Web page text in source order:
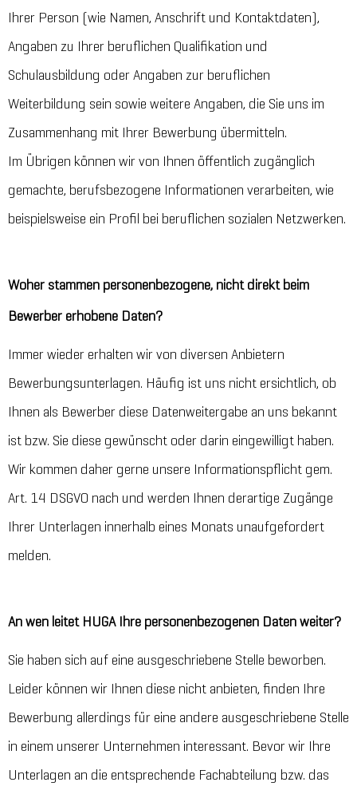
Ihrer Person (wie Namen, Anschrift und Kontaktdaten),
Angaben zu Ihrer beruflichen Qualifikation und
Schulausbildung oder Angaben zur beruflichen
Weiterbildung sein sowie weitere Angaben, die Sie uns im
Zusammenhang mit Ihrer Bewerbung übermitteln.
Im Übrigen können wir von Ihnen öffentlich zugänglich
gemachte, berufsbezogene Informationen verarbeiten, wie
beispielsweise ein Profil bei beruflichen sozialen Netzwerken.
Woher stammen personenbezogene, nicht direkt beim
Bewerber erhobene Daten?
Immer wieder erhalten wir von diversen Anbietern
Bewerbungsunterlagen. Häufig ist uns nicht ersichtlich, ob
Ihnen als Bewerber diese Datenweitergabe an uns bekannt
ist bzw. Sie diese gewünscht oder darin eingewilligt haben.
Wir kommen daher gerne unsere Informationspflicht gem.
Art. 14 DSGVO nach und werden Ihnen derartige Zugänge
Ihrer Unterlagen innerhalb eines Monats unaufgefordert
melden.
An wen leitet HUGA Ihre personenbezogenen Daten weiter?
Sie haben sich auf eine ausgeschriebene Stelle beworben.
Leider können wir Ihnen diese nicht anbieten, finden Ihre
Bewerbung allerdings für eine andere ausgeschriebene Stelle
in einem unserer Unternehmen interessant. Bevor wir Ihre
Unterlagen an die entsprechende Fachabteilung bzw. das